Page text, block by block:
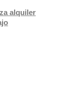
alquiler